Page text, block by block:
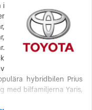
i
hybridbilen Prius
med bilfamiljerna Yaris,